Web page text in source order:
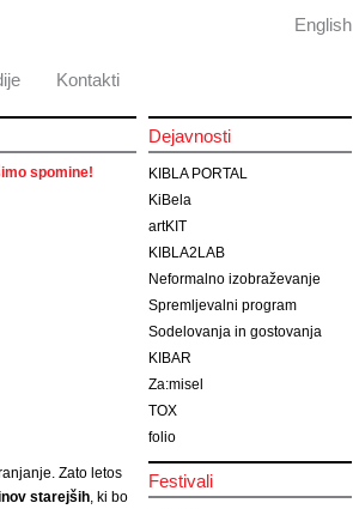
Kontakti
English
spomine!
Zato letos
starejših, ki bo
Dejavnosti
KIBLA PORTAL
KiBela
artKIT
KIBLA2LAB
Neformalno izobraževanje
Spremljevalni program
Sodelovanja in gostovanja
KIBAR
Za:misel
TOX
folio
Festivali